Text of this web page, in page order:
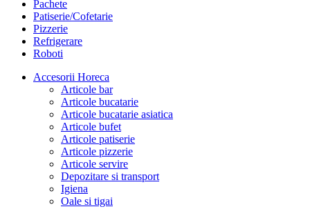
Pachete
Patiserie/Cofetarie
Pizzerie
Refrigerare
Roboti
Accesorii Horeca
Articole bar
Articole bucatarie
Articole bucatarie asiatica
Articole bufet
Articole patiserie
Articole pizzerie
Articole servire
Depozitare si transport
Igiena
Oale si tigai